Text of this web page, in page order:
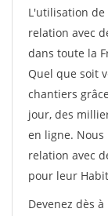
L'utilisation
relation avec
dans toute la
Quel que soit
chantiers
jour, des
en ligne.
relation avec
pour leur
Devenez dès